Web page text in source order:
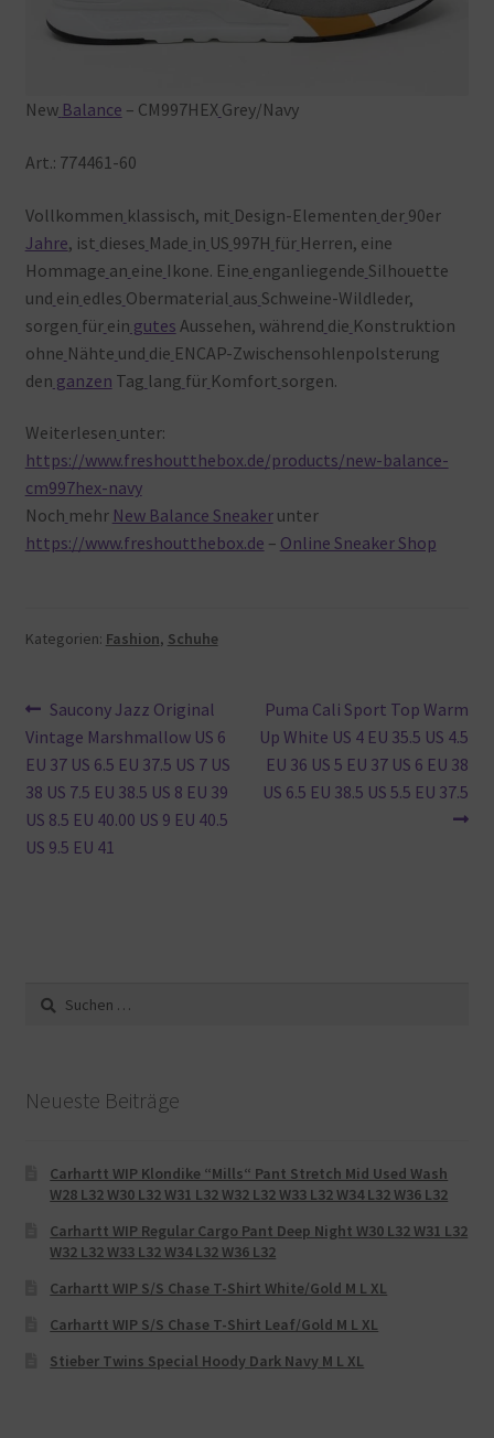
New Balance – CM997HEX Grey/Navy
Art.: 774461-60
Vollkommen klassisch, mit Design-Elementen der 90er
Jahre, ist dieses Made in US 997H für Herren, eine
Hommage an eine Ikone. Eine enganliegende Silhouette
und ein edles Obermaterial aus Schweine-Wildleder,
sorgen für ein gutes Aussehen, während die Konstruktion
ohne Nähte und die ENCAP-Zwischensohlenpolsterung
den ganzen Tag lang für Komfort sorgen.
Weiterlesen unter:
https://www.freshoutthebox.de/products/new-balance-
cm997hex-navy
Noch mehr New Balance Sneakerunter
https://www.freshoutthebox.de – Online Sneaker Shop
Kategorien: Fashion, Schuhe
Beitragsnavigation
Vorheriger
Beitrag:
Saucony Jazz Original
Vintage Marshmallow US 6
EU 37 US 6.5 EU 37.5 US 7 US
38 US 7.5 EU 38.5 US 8 EU 39
US 8.5 EU 40.00 US 9 EU 40.5
US 9.5 EU 41
Nächster
Beitrag:
Puma Cali Sport Top Warm
Up White US 4 EU 35.5 US 4.5
EU 36 US 5 EU 37 US 6 EU 38
US 6.5 EU 38.5 US 5.5 EU 37.5
Suche
nach:
Neueste Beiträge
Carhartt WIP Klondike “Mills“ Pant Stretch Mid Used Wash
W28 L32 W30 L32 W31 L32 W32 L32 W33 L32 W34 L32 W36 L32
Carhartt WIP Regular Cargo Pant Deep Night W30 L32 W31 L32
W32 L32 W33 L32 W34 L32 W36 L32
Carhartt WIP S/S Chase T-Shirt White/Gold M L XL
Carhartt WIP S/S Chase T-Shirt Leaf/Gold M L XL
Stieber Twins Special Hoody Dark Navy M L XL